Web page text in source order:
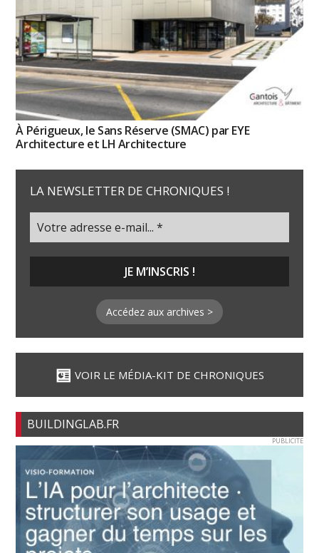
À Périgueux, le Sans Réserve (SMAC) par EYE
Architecture et LH Architecture
LA NEWSLETTER DE CHRONIQUES !
Accédez aux archives >
VOIR LE MÉDIA-KIT DE CHRONIQUES
BUILDINGLAB.FR
PUBLICITE